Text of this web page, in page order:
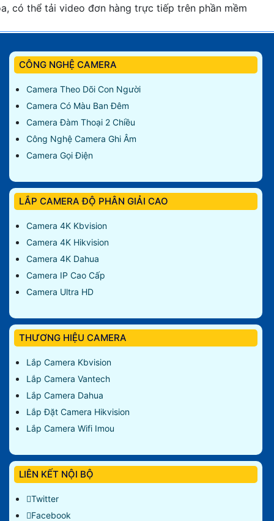
có thể tải video đơn hàng trực tiếp trên phần mềm
CÔNG NGHỆ CAMERA
Camera Theo Dõi Con Người
Camera Có Màu Ban Đêm
Camera Đàm Thoại 2 Chiều
Công Nghệ Camera Ghi Âm
Camera Gọi Điện
LẮP CAMERA ĐỘ PHÂN GIẢI CAO
Camera 4K Kbvision
Camera 4K Hikvision
Camera 4K Dahua
Camera IP Cao Cấp
Camera Ultra HD
THƯƠNG HIỆU CAMERA
Lắp Camera Kbvision
Lắp Camera Vantech
Lắp Camera Dahua
Lắp Đặt Camera Hikvision
Lắp Camera Wifi Imou
LIÊN KẾT NỘI BỘ
Twitter
Facebook